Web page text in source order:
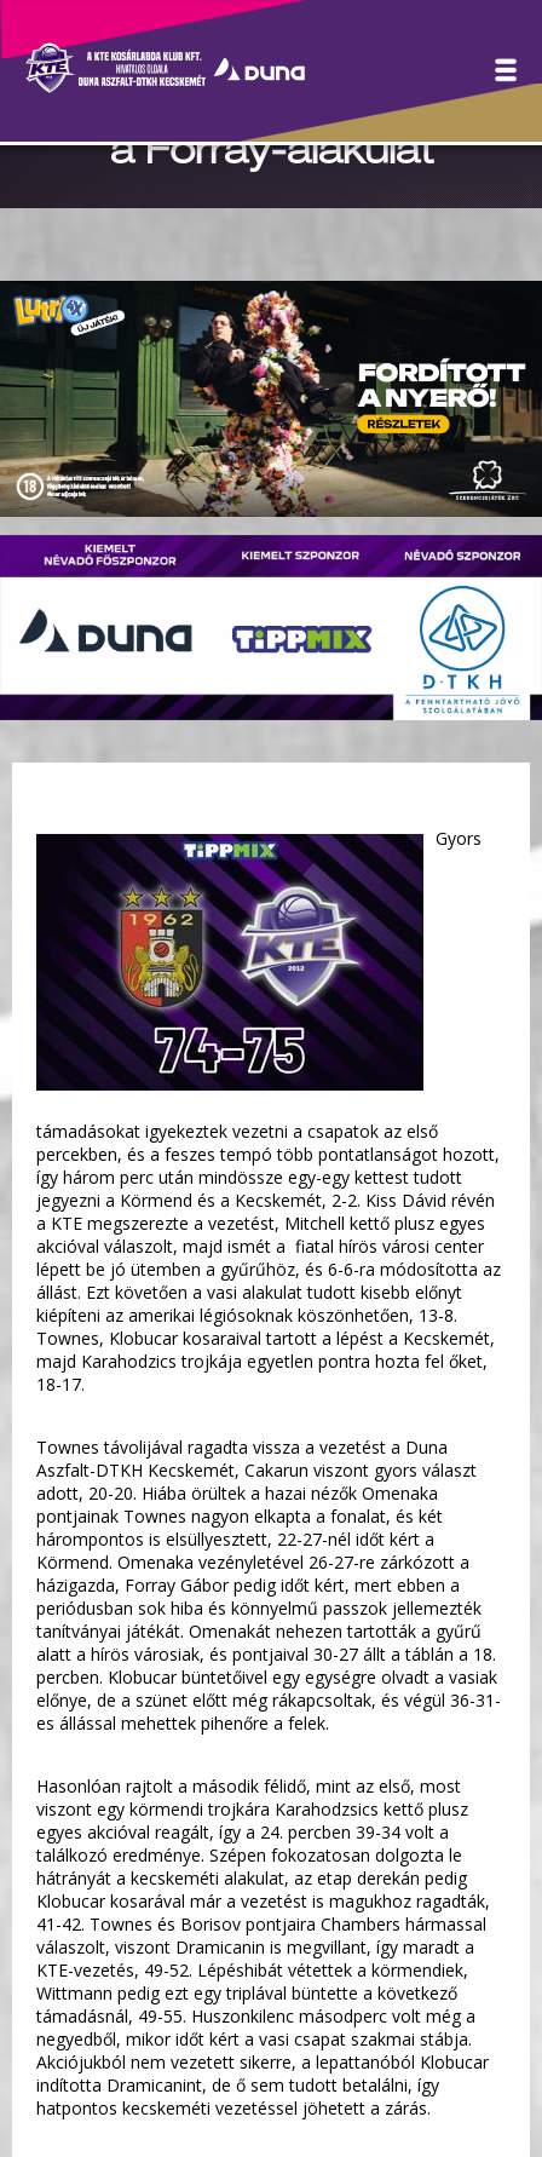
Bravúrgyőzelem
Körmenden, tovább robog
a Forray-alakulat
Gyors
támadásokat igyekeztek vezetni a csapatok az első
percekben, és a feszes tempó több pontatlanságot hozott,
így három perc után mindössze egy-egy kettest tudott
jegyezni a Körmend és a Kecskemét, 2-2. Kiss Dávid révén
a KTE megszerezte a vezetést, Mitchell kettő plusz egyes
akcióval válaszolt, majd ismét a fiatal hírös városi center
lépett be jó ütemben a gyűrűhöz, és 6-6-ra módosította az
állást. Ezt követően a vasi alakulat tudott kisebb előnyt
kiépíteni az amerikai légiósoknak köszönhetően, 13-8.
Townes, Klobucar kosaraival tartott a lépést a Kecskemét,
majd Karahodzics trojkája egyetlen pontra hozta fel őket,
18-17.
Townes távolijával ragadta vissza a vezetést a Duna
Aszfalt-DTKH Kecskemét, Cakarun viszont gyors választ
adott, 20-20. Hiába örültek a hazai nézők Omenaka
pontjainak Townes nagyon elkapta a fonalat, és két
hárompontos is elsüllyesztett, 22-27-nél időt kért a
Körmend. Omenaka vezényletével 26-27-re zárkózott a
házigazda, Forray Gábor pedig időt kért, mert ebben a
periódusban sok hiba és könnyelmű passzok jellemezték
tanítványai játékát. Omenakát nehezen tartották a gyűrű
alatt a hírös városiak, és pontjaival 30-27 állt a táblán a 18.
percben. Klobucar büntetőivel egy egységre olvadt a vasiak
előnye, de a szünet előtt még rákapcsoltak, és végül 36-31-
es állással mehettek pihenőre a felek.
Hasonlóan rajtolt a második félidő, mint az első, most
viszont egy körmendi trojkára Karahodzsics kettő plusz
egyes akcióval reagált, így a 24. percben 39-34 volt a
találkozó eredménye. Szépen fokozatosan dolgozta le
hátrányát a kecskeméti alakulat, az etap derekán pedig
Klobucar kosarával már a vezetést is magukhoz ragadták,
41-42. Townes és Borisov pontjaira Chambers hármassal
válaszolt, viszont Dramicanin is megvillant, így maradt a
KTE-vezetés, 49-52. Lépéshibát vétettek a körmendiek,
Wittmann pedig ezt egy triplával büntette a következő
támadásnál, 49-55. Huszonkilenc másodperc volt még a
negyedből, mikor időt kért a vasi csapat szakmai stábja.
Akciójukból nem vezetett sikerre, a lepattanóból Klobucar
indította Dramicanint, de ő sem tudott betalálni, így
hatpontos kecskeméti vezetéssel jöhetett a zárás.